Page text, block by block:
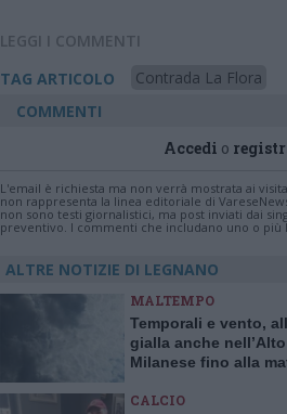
LEGGI I COMMENTI
TAG ARTICOLO
Contrada La Flora
COMMENTI
Accedi o
L'email è richiesta ma non verrà mostrata ai
non rappresenta la linea editoriale di
non sono testi giornalistici, ma post inviati dai
preventivo. I commenti che includano uno o
ALTRE NOTIZIE DI LEGNANO
MALTEMPO
Temporali e vento,
gialla anche nell’Alto
Milanese fino alla
CALCIO